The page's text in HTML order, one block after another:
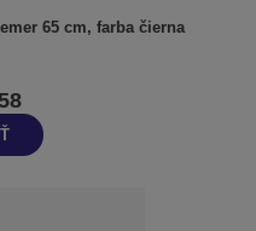
65 cm, farba čierna